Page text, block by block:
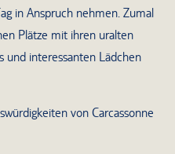
in Anspruch nehmen. Zumal
Plätze mit ihren uralten
und interessanten Lädchen
von Carcassonne